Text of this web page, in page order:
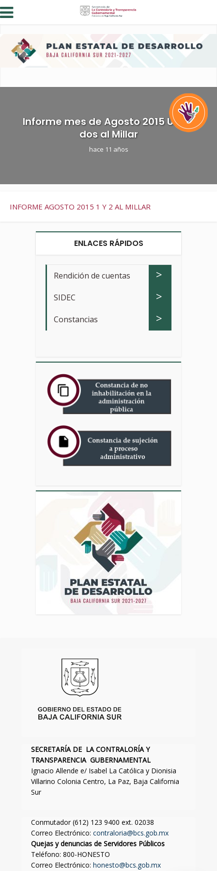
Informe mes de Agosto 2015 Uno y
dos al Millar
hace 11 años
INFORME AGOSTO 2015 1 Y 2 AL MILLAR
ENLACES RÁPIDOS
Rendición de cuentas >
SIDEC >
Constancias >
SECRETARÍA DE LA CONTRALORÍA Y
TRANSPARENCIA GUBERNAMENTAL
Ignacio Allende e/ Isabel La Católica y Dionisia
Villarino Colonia Centro, La Paz, Baja California
Sur
Conmutador (612) 123 9400 ext. 02038
Correo Electrónico: contraloria@bcs.gob.mx
Quejas y denuncias de Servidores Públicos
Teléfono: 800-HONESTO
Correo Electrónico: honesto@bcs.gob.mx